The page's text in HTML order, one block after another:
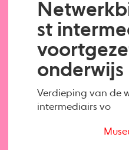
st
onderwijs
Verdieping van de
intermediairs vo